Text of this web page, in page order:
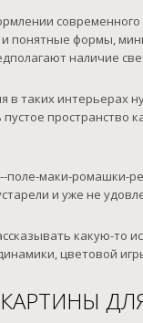
понятные формы,
наличие
таких интерьерах
пространство
маки-ромашки-
и уже не
какую-то
цветовой